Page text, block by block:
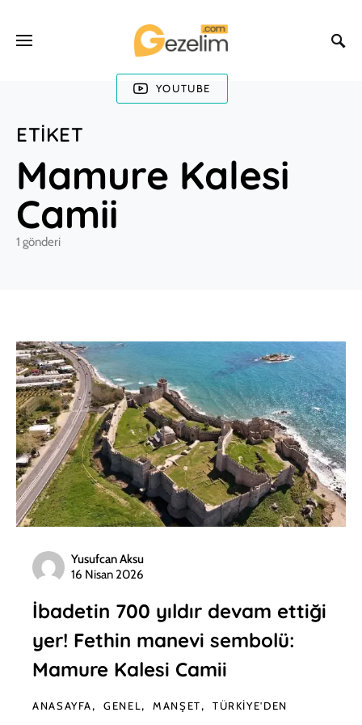
YOUTUBE
ETIKET
Mamure Kalesi
Camii
1 gönderi
Yusufcan Aksu
16 Nisan 2026
İbadetin 700 yıldır devam ettiği
yer! Fethin manevi sembolü:
Mamure Kalesi Camii
ANASAYFA GENEL MANŞET TÜRKIYE'DEN